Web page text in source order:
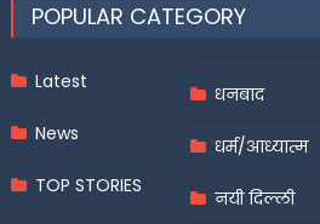
POPULAR CATEGORY
Latest
News
TOP STORIES
धनबाद
धर्म/आध्यात्म
नयी दिल्ली